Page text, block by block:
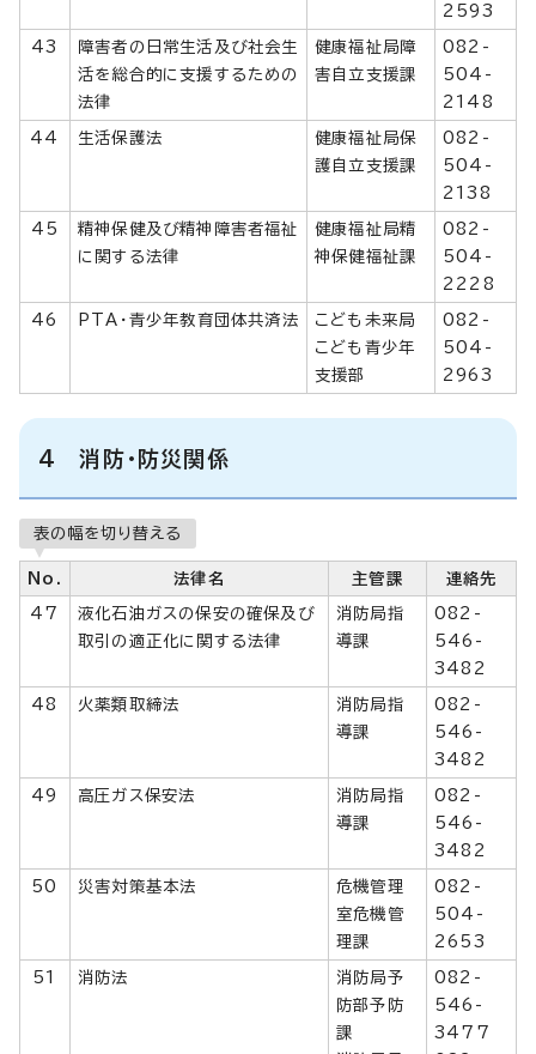
2593
43
障害者の日常生活及び社会生
活を総合的に支援するための
法律
健康福祉局障
害自立支援課
082-
504-
2148
44 生活保護法
健康福祉局保
護自立支援課
082-
504-
2138
45
精神保健及び精神障害者福祉
に関する法律
健康福祉局精
神保健福祉課
082-
504-
2228
46 PTA・青少年教育団体共済法
こども未来局
こども青少年
支援部
082-
504-
2963
4 消防・防災関係
表の幅を切り替える
No. 法律名 主管課 連絡先
47
液化石油ガスの保安の確保及び
取引の適正化に関する法律
消防局指
導課
082-
546-
3482
48 火薬類取締法
消防局指
導課
082-
546-
3482
49 高圧ガス保安法
消防局指
導課
082-
546-
3482
50 災害対策基本法
危機管理
室危機管
理課
082-
504-
2653
51 消防法
消防局予
防部予防
課
082-
546-
3477